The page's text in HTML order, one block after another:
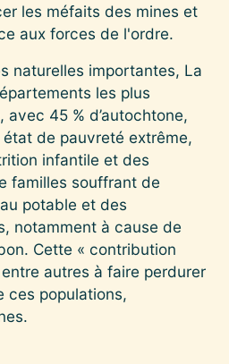
les méfaits des mines et
aux forces de l'ordre.
naturelles importantes, La
les plus
45 % d’autochtone,
état de pauvreté extrême,
infantile et des
familles souffrant de
potable et des
notamment à cause de
Cette « contribution
autres à faire perdurer
ces populations,